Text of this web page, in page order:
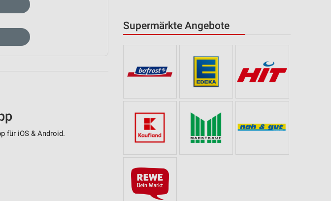
Supermärkte Angebote
für iOS & Android.